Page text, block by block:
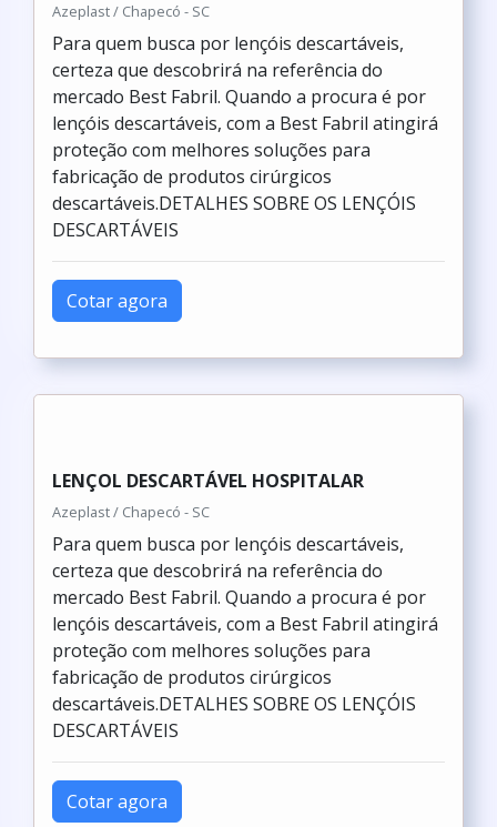
Azeplast / Chapecó - SC
Para quem busca por lençóis descartáveis,
certeza que descobrirá na referência do
mercado Best Fabril. Quando a procura é por
lençóis descartáveis, com a Best Fabril atingirá
proteção com melhores soluções para
fabricação de produtos cirúrgicos
descartáveis.DETALHES SOBRE OS LENÇÓIS
DESCARTÁVEIS
Cotar agora
LENÇOL DESCARTÁVEL HOSPITALAR
Azeplast / Chapecó - SC
Para quem busca por lençóis descartáveis,
certeza que descobrirá na referência do
mercado Best Fabril. Quando a procura é por
lençóis descartáveis, com a Best Fabril atingirá
proteção com melhores soluções para
fabricação de produtos cirúrgicos
descartáveis.DETALHES SOBRE OS LENÇÓIS
DESCARTÁVEIS
Cotar agora